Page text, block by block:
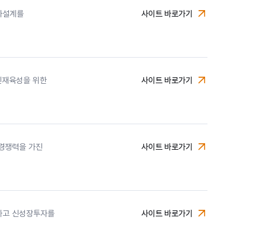
설계를
사이트 바로가기
육성을 위한
사이트 바로가기
쟁력을 가진
사이트 바로가기
신성장투자를
사이트 바로가기